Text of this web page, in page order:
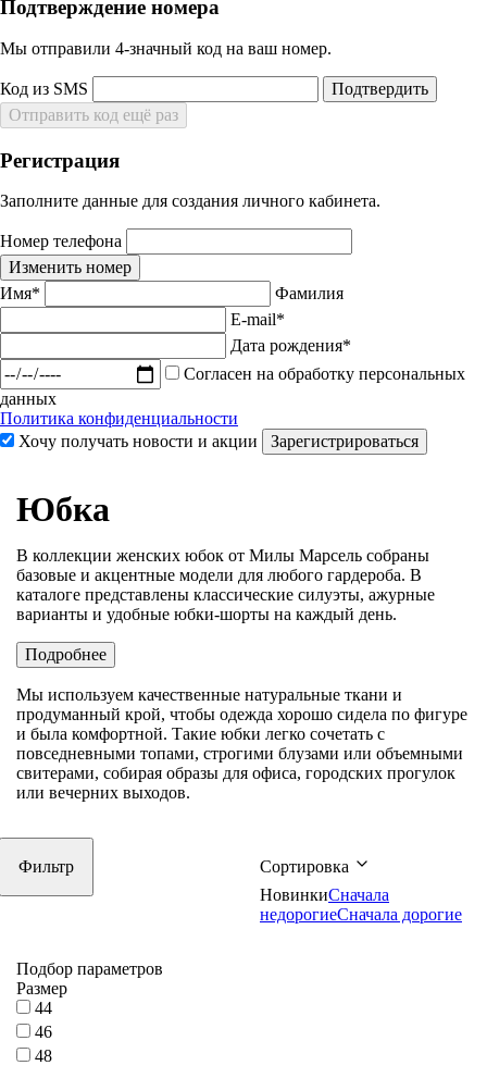
Подтверждение номера
Мы отправили 4‑значный код на ваш номер.
Код из SMS
Подтвердить
Отправить код ещё раз
Регистрация
Заполните данные для создания личного кабинета.
Номер телефона
Изменить номер
Имя*
Фамилия
E-mail*
Дата рождения*
Согласен на обработку персональных
данных
Политика конфиденциальности
Хочу получать новости и акции
Зарегистрироваться
Юбка
В коллекции женских юбок от Милы Марсель собраны
базовые и акцентные модели для любого гардероба. В
каталоге представлены классические силуэты, ажурные
варианты и удобные юбки-шорты на каждый день.
Подробнее
Мы используем качественные натуральные ткани и
продуманный крой, чтобы одежда хорошо сидела по фигуре
и была комфортной. Такие юбки легко сочетать с
повседневными топами, строгими блузами или объемными
свитерами, собирая образы для офиса, городских прогулок
или вечерних выходов.
Фильтр
Сортировка
НовинкиСначала
недорогиеСначала дорогие
Подбор параметров
Размер
44
46
48